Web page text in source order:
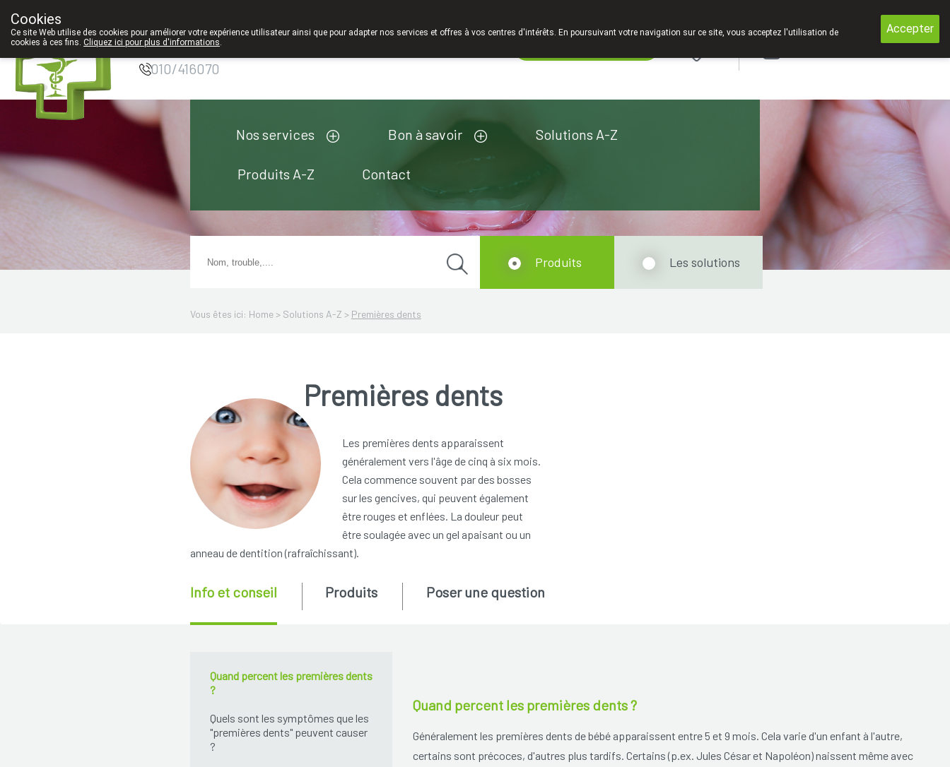
Pharmacie Coeur
de Ville
010/416070
Nos services Bon à savoir Solutions A-Z
Produits A-Z Contact
Vous êtes ici: Home > Solutions A-Z > Premières dents
Produits Les solutions
Premières dents
Les premières dents apparaissent
généralement vers l'âge de cinq à six mois.
Cela commence souvent par des bosses
sur les gencives, qui peuvent également
être rouges et enflées. La douleur peut
être soulagée avec un gel apaisant ou un
anneau de dentition (rafraîchissant).
Quand percent les premières dents
?
Quels sont les symptômes que les
"premières dents" peuvent causer
?
Info et conseil Produits Poser une question
Quand percent les premières dents ?
Généralement les premières dents de bébé apparaissent entre 5 et 9 mois. Cela varie d'un enfant à l'autre,
certains sont précoces, d'autres plus tardifs. Certains (p.ex. Jules César et Napoléon) naissent même avec
Cookies
Ce site Web utilise des cookies pour améliorer votre expérience utilisateur ainsi que pour adapter nos services et offres à vos centres d'intérêts. En poursuivant votre navigation sur ce site, vous acceptez l'utilisation de
cookies à ces fins. Cliquez ici pour plus d'informations.
Accepter